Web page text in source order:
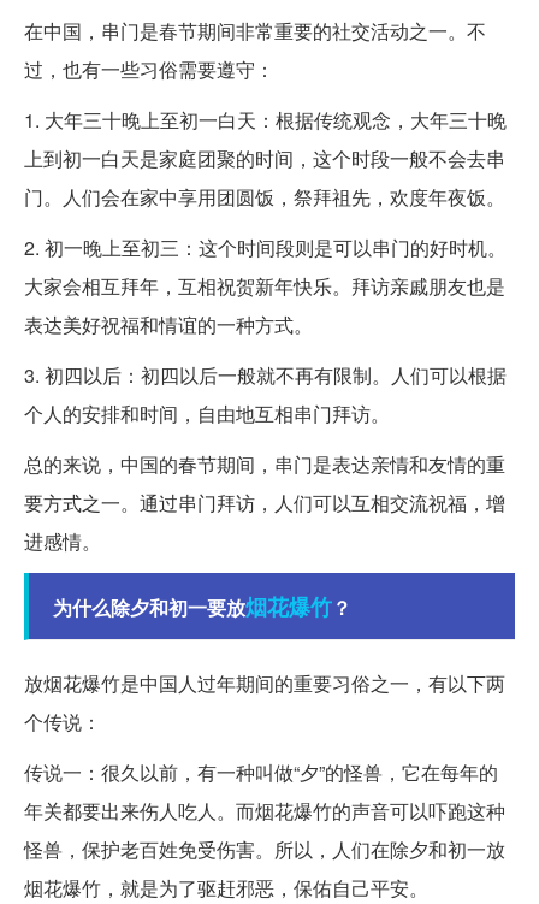
在中国，串门是春节期间非常重要的社交活动之一。不
过，也有一些习俗需要遵守：
1. 大年三十晚上至初一白天：根据传统观念，大年三十晚
上到初一白天是家庭团聚的时间，这个时段一般不会去串
门。人们会在家中享用团圆饭，祭拜祖先，欢度年夜饭。
2. 初一晚上至初三：这个时间段则是可以串门的好时机。
大家会相互拜年，互相祝贺新年快乐。拜访亲戚朋友也是
表达美好祝福和情谊的一种方式。
3. 初四以后：初四以后一般就不再有限制。人们可以根据
个人的安排和时间，自由地互相串门拜访。
总的来说，中国的春节期间，串门是表达亲情和友情的重
要方式之一。通过串门拜访，人们可以互相交流祝福，增
进感情。
为什么除夕和初一要放烟花爆竹？
放烟花爆竹是中国人过年期间的重要习俗之一，有以下两
个传说：
传说一：很久以前，有一种叫做“夕”的怪兽，它在每年的
年关都要出来伤人吃人。而烟花爆竹的声音可以吓跑这种
怪兽，保护老百姓免受伤害。所以，人们在除夕和初一放
烟花爆竹，就是为了驱赶邪恶，保佑自己平安。